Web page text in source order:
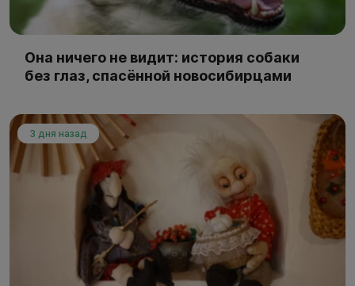
Она ничего не видит: история собаки
без глаз, спасённой новосибирцами
3 дня назад